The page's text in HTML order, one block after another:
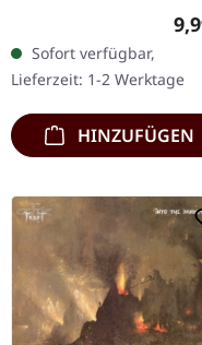
Blade Records. The
The Sea 7:32 Dead
& Highly Professional
Austerity…
Sofort verfügbar,
Lieferzeit: 1-2 Werktage
HINZUFÜGEN